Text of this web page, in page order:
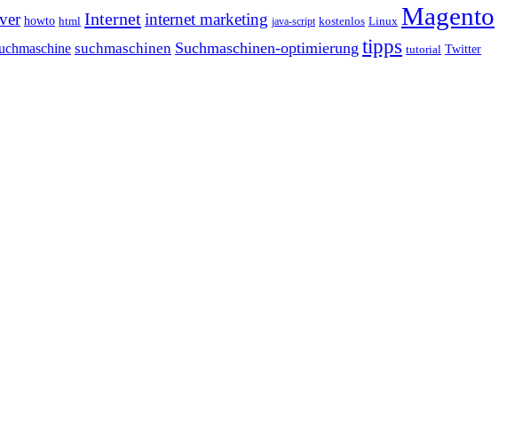
howto html Internetinternet marketing java-script kostenlos Linux Magento
suchmaschinen Suchmaschinen-optimierung tipps tutorial Twitter